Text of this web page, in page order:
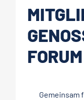
FORUM
Gemeinsam